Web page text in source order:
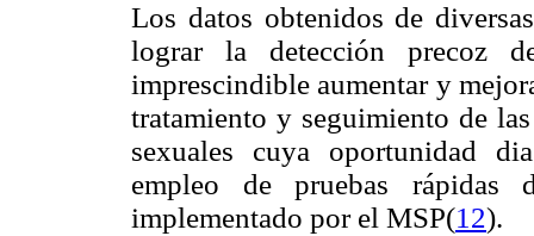
Los datos obtenidos de
lograr la detección precoz
imprescindible aumentar y
tratamiento y seguimiento de
sexuales cuya oportunidad
empleo de pruebas rápidas
implementado por el MSP(12).